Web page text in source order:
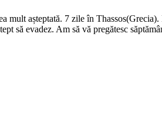
mult așteptată. 7 zile în
să evadez. Am să vă pregătesc